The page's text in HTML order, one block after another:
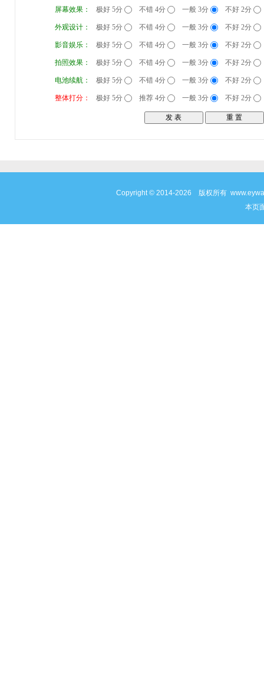
屏幕效果： 极好 5分 不错 4分 一般 3分 不好 2分
外观设计： 极好 5分 不错 4分 一般 3分 不好 2分
影音娱乐： 极好 5分 不错 4分 一般 3分 不好 2分
拍照效果： 极好 5分 不错 4分 一般 3分 不好 2分
电池续航： 极好 5分 不错 4分 一般 3分 不好 2分
整体打分： 极好 5分 推荐 4分 一般 3分 不好 2分
Copyright © 2014-2026 版权所有
本页